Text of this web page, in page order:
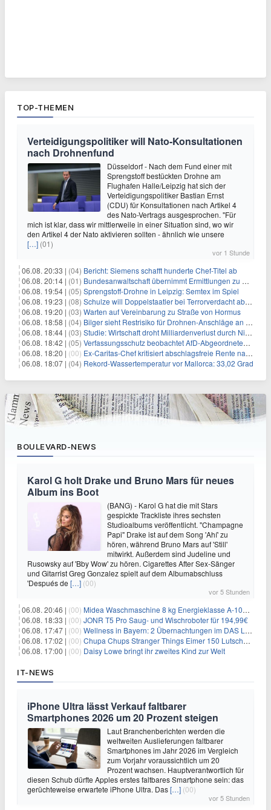
TOP-THEMEN
Verteidigungspolitiker will Nato-Konsultationen
nach Drohnenfund
Düsseldorf - Nach dem Fund einer mit
Sprengstoff bestückten Drohne am
Flughafen Halle/Leipzig hat sich der
Verteidigungspolitiker Bastian Ernst
(CDU) für Konsultationen nach Artikel 4
des Nato-Vertrags ausgesprochen. "Für
mich ist klar, dass wir mittlerweile in einer Situation sind, wo wir
den Artikel 4 der Nato aktivieren sollten - ähnlich wie unsere
[…] (01)
vor 1 Stunde
06.08. 20:33 | (04) Bericht: Siemens schafft hunderte Chef-Titel ab
06.08. 20:14 | (01) Bundesanwaltschaft übernimmt Ermittlungen zu Drohnenvorfall
06.08. 19:54 | (05) Sprengstoff-Drohne in Leipzig: Semtex im Spiel
06.08. 19:23 | (08) Schulze will Doppelstaatler bei Terrorverdacht abschieben
06.08. 19:20 | (03) Warten auf Vereinbarung zu Straße von Hormus
06.08. 18:58 | (04) Bilger sieht Restrisiko für Drohnen-Anschläge an Flughäfen
06.08. 18:44 | (03) Studie: Wirtschaft droht Milliardenverlust durch Niedrigwasser
06.08. 18:42 | (05) Verfassungsschutz beobachtet AfD-Abgeordneten Nolte
06.08. 18:20 | (00) Ex-Caritas-Chef kritisiert abschlagsfreie Rente nach 45 Jahren
06.08. 18:07 | (04) Rekord-Wassertemperatur vor Mallorca: 33,02 Grad
BOULEVARD-NEWS
Karol G holt Drake und Bruno Mars für neues
Album ins Boot
(BANG) - Karol G hat die mit Stars
gespickte Trackliste ihres sechsten
Studioalbums veröffentlicht. "Champagne
Papi" Drake ist auf dem Song 'Ahí' zu
hören, während Bruno Mars auf 'Still'
mitwirkt. Außerdem sind Judeline und
Rusowsky auf 'Bby Wow' zu hören. Cigarettes After Sex-Sänger
und Gitarrist Greg Gonzalez spielt auf dem Albumabschluss
'Después de […] (00)
vor 5 Stunden
06.08. 20:46 | (00) Midea Waschmaschine 8 kg Energieklasse A-10% 1400 U/Min für 289,97€
06.08. 18:33 | (00) JONR T5 Pro Saug- und Wischroboter für 194,99€
06.08. 17:47 | (00) Wellness in Bayern: 2 Übernachtungen im DAS LUDWIG Sports Resort inkl. HP + Wellness ab 174€ p.P.
06.08. 17:02 | (00) Chupa Chups Stranger Things Eimer 150 Lutscher für 21,95€
06.08. 17:00 | (00) Daisy Lowe bringt ihr zweites Kind zur Welt
IT-NEWS
iPhone Ultra lässt Verkauf faltbarer
Smartphones 2026 um 20 Prozent steigen
Laut Branchenberichten werden die
weltweiten Auslieferungen faltbarer
Smartphones im Jahr 2026 im Vergleich
zum Vorjahr voraussichtlich um 20
Prozent wachsen. Hauptverantwortlich für
diesen Schub dürfte Apples erstes faltbares Smartphone sein: das
gerüchteweise erwartete iPhone Ultra. Das[…] (00)
vor 5 Stunden